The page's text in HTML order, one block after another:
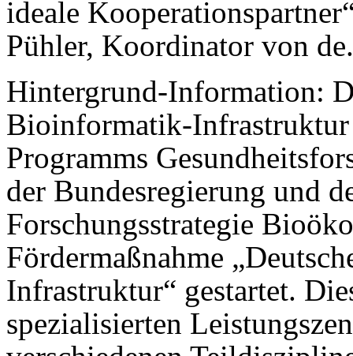
ideale
Pühler, Koordinator von
Hintergrund-Information:
Bioinformatik-Infrastruktur
Programms
der Bundesregierung und
Forschungsstrategie
Fördermaßnahme
Infrastruktur“ gestartet.
spezialisierten